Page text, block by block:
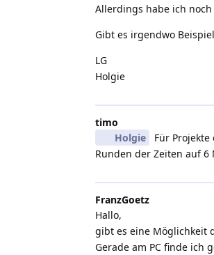
Allerdings habe ich
Gibt es irgendwo
LG
Holgie
timo
Holgie
Für
Runden der Zeiten auf
FranzGoetz
Hallo,
gibt es eine Möglichkeit
Gerade am PC finde ich